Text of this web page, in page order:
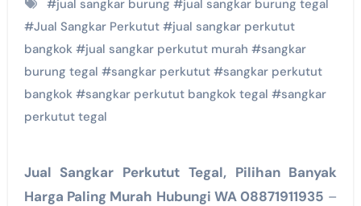
#jual sangkar burung #jual sangkar burung tegal
#Jual Sangkar Perkutut#jual sangkar perkutut
bangkok#jual sangkar perkutut murah #sangkar
burung tegal #sangkar perkutut#sangkar perkutut
bangkok#sangkar perkutut bangkok tegal #sangkar
perkutut tegal
Jual Sangkar Perkutut Tegal, Pilihan Banyak
Harga Paling Murah Hubungi WA 08871911935 –